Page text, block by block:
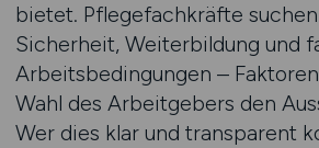
bietet. Pflegefachkräfte
Sicherheit, Weiterbildung und
Arbeitsbedingungen –
Wahl des Arbeitgebers den
Wer dies klar und transparent